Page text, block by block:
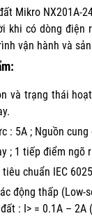
Mikro NX201A-
khi có dòng điện
vận hành và
và trạng thái
: 5A ; Nguồn
; 1 tiếp điểm ngõ
chuẩn IEC
động thấp (Low-
: I> = 0.1A – 2A